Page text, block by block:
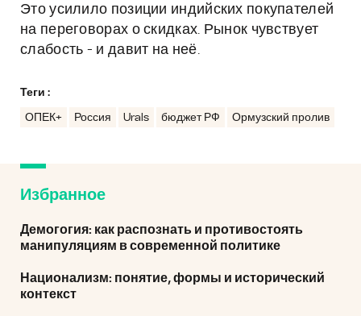
Это усилило позиции индийских покупателей
на переговорах о скидках. Рынок чувствует
слабость - и давит на неё.
Теги :
ОПЕК+ Россия Urals бюджет РФ Ормузский пролив
Избранное
Демогогия: как распознать и противостоять
манипуляциям в современной политике
Национализм: понятие, формы и исторический
контекст